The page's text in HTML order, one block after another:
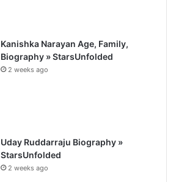
Kanishka Narayan Age, Family,
Biography » StarsUnfolded
2 weeks ago
Uday Ruddarraju Biography »
StarsUnfolded
2 weeks ago